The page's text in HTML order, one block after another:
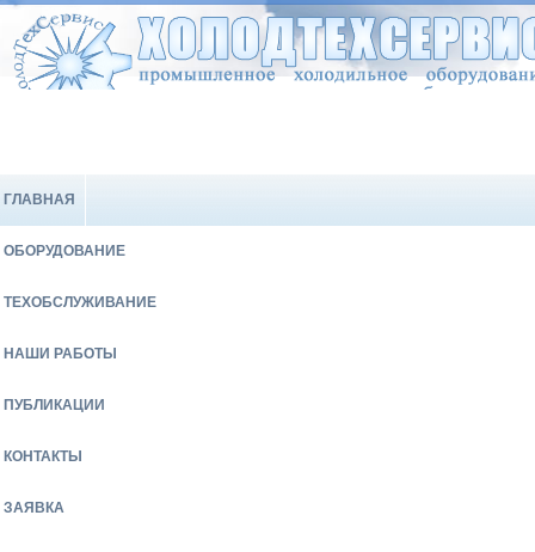
ГЛАВНАЯ
ОБОРУДОВАНИЕ
ТЕХОБСЛУЖИВАНИЕ
НАШИ РАБОТЫ
ПУБЛИКАЦИИ
КОНТАКТЫ
ЗАЯВКА